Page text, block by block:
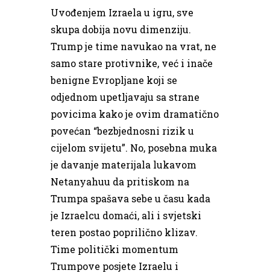
Uvođenjem Izraela u igru, sve
skupa dobija novu dimenziju.
Trump je time navukao na vrat, ne
samo stare protivnike, već i inače
benigne Evropljane koji se
odjednom upetljavaju sa strane
povicima kako je ovim dramatično
povećan “bezbjednosni rizik u
cijelom svijetu”. No, posebna muka
je davanje materijala lukavom
Netanyahuu da pritiskom na
Trumpa spašava sebe u času kada
je Izraelcu domaći, ali i svjetski
teren postao poprilično klizav.
Time politički momentum
Trumpove posjete Izraelu i